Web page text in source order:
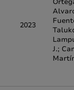
2023
J.;